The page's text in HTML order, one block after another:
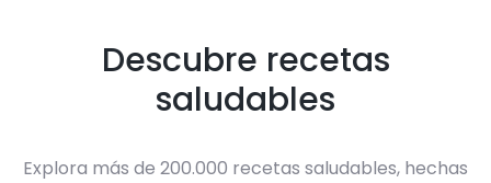
Descubre recetas
saludables
Explora más de 200.000 recetas saludables, hechas